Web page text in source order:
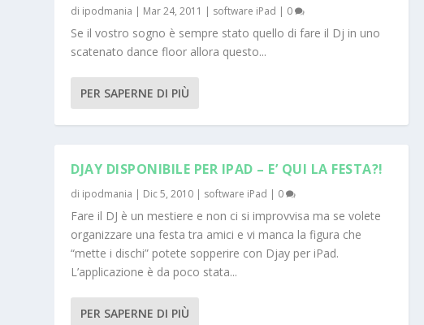
di ipodmania | Mar 24, 2011 | software iPad | 0
Se il vostro sogno è sempre stato quello di fare il Dj in uno
scatenato dance floor allora questo...
PER SAPERNE DI PIÙ
DJAY DISPONIBILE PER IPAD – E’ QUI LA FESTA?!
di ipodmania | Dic 5, 2010 | software iPad | 0
Fare il DJ è un mestiere e non ci si improvvisa ma se volete
organizzare una festa tra amici e vi manca la figura che
“mette i dischi” potete sopperire con Djay per iPad.
L’applicazione è da poco stata...
PER SAPERNE DI PIÙ